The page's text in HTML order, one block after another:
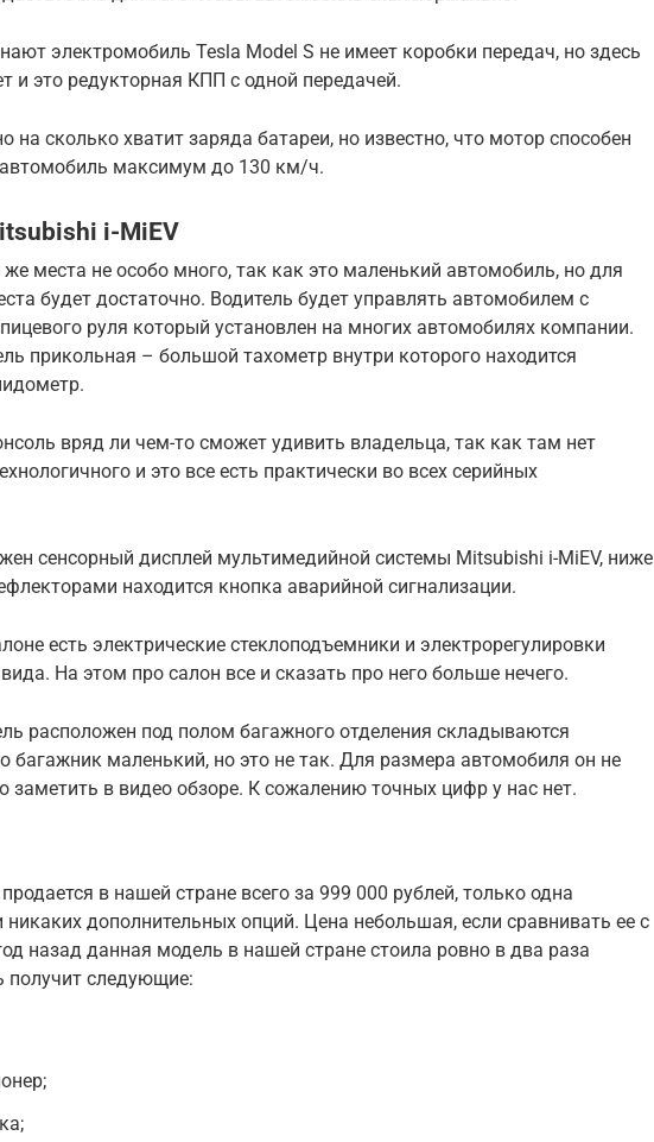
электромобиль Tesla Model S не имеет коробки передач, но здесь
и это редукторная КПП с одной передачей.
на сколько хватит заряда батареи, но известно, что мотор способен
автомобиль максимум до 130 км/ч.
i-MiEV
же места не особо много, так как это маленький автомобиль, но для
будет достаточно. Водитель будет управлять автомобилем с
руля который установлен на многих автомобилях компании.
прикольная – большой тахометр внутри которого находится
вряд ли чем-то сможет удивить владельца, так как там нет
и это все есть практически во всех серийных
сенсорный дисплей мультимедийной системы Mitsubishi i-MiEV, ниже
находится кнопка аварийной сигнализации.
есть электрические стеклоподъемники и электрорегулировки
На этом про салон все и сказать про него больше нечего.
расположен под полом багажного отделения складываются
багажник маленький, но это не так. Для размера автомобиля он не
заметить в видео обзоре. К сожалению точных цифр у нас нет.
в нашей стране всего за 999 000 рублей, только одна
никаких дополнительных опций. Цена небольшая, если сравнивать ее с
назад данная модель в нашей стране стоила ровно в два раза
следующие: